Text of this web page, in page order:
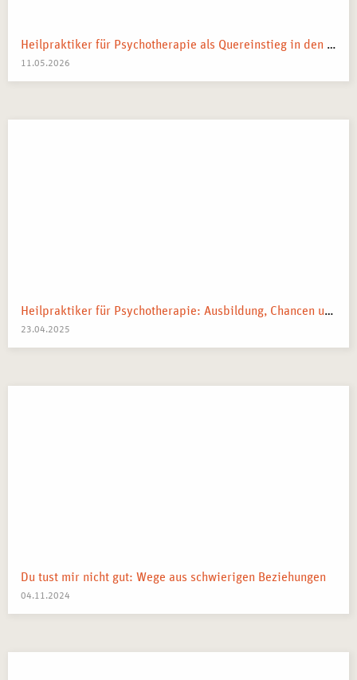
Heilpraktiker für Psychotherapie als Quereinstieg in den Heilberuf
11.05.2026
Heilpraktiker für Psychotherapie: Ausbildung, Chancen und dein Weg zum Traumberuf
23.04.2025
Du tust mir nicht gut: Wege aus schwierigen Beziehungen
04.11.2024